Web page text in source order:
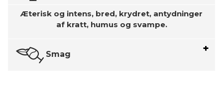
Æterisk og intens, bred, krydret, antydninger
af kratt, humus og svampe.
Smag